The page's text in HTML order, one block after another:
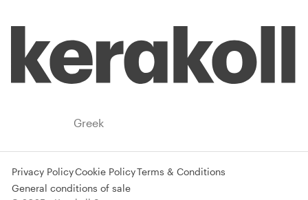
Greek
Privacy PolicyCookie PolicyTerms & Conditions
General conditions of sale